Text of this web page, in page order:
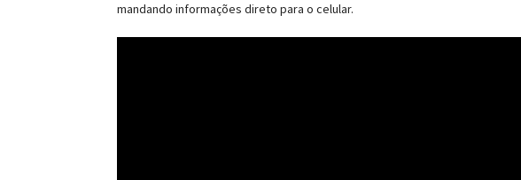
mandando informações direto para o celular.